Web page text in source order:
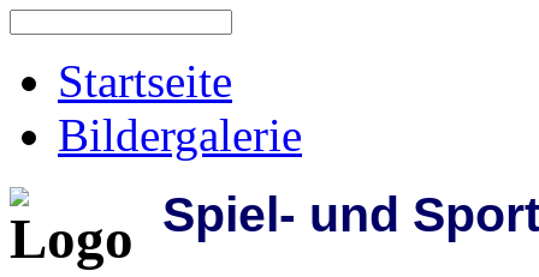
Startseite
Bildergalerie
Spiel- und